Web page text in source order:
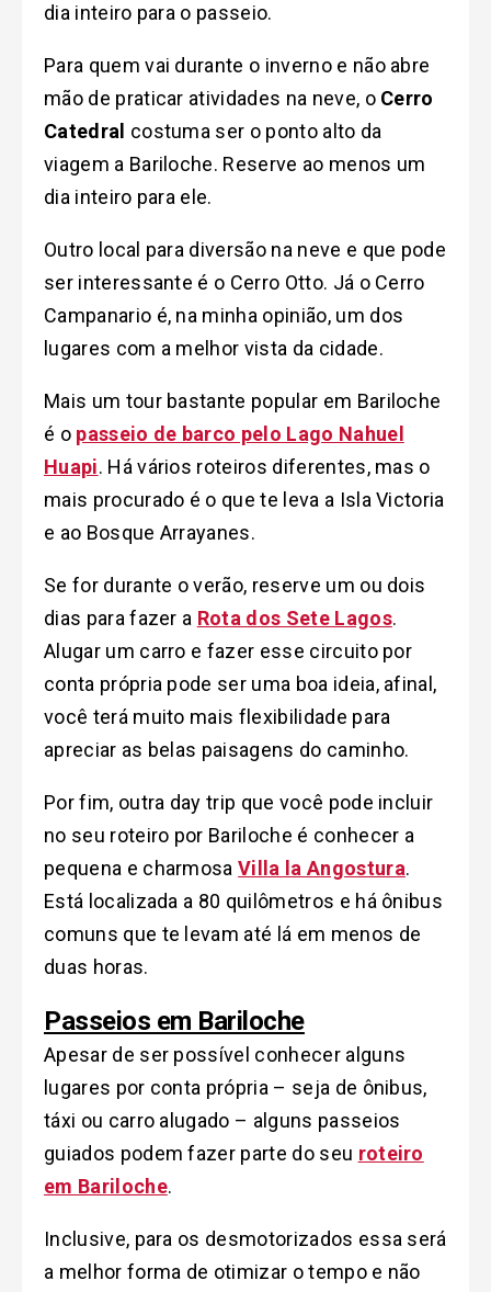
dia inteiro para o passeio.
Para quem vai durante o inverno e não abre
mão de praticar atividades na neve, o Cerro
Catedral costuma ser o ponto alto da
viagem a Bariloche. Reserve ao menos um
dia inteiro para ele.
Outro local para diversão na neve e que pode
ser interessante é o Cerro Otto. Já o Cerro
Campanario é, na minha opinião, um dos
lugares com a melhor vista da cidade.
Mais um tour bastante popular em Bariloche
é o passeio de barco pelo Lago Nahuel
Huapi. Há vários roteiros diferentes, mas o
mais procurado é o que te leva a Isla Victoria
e ao Bosque Arrayanes.
Se for durante o verão, reserve um ou dois
dias para fazer a Rota dos Sete Lagos.
Alugar um carro e fazer esse circuito por
conta própria pode ser uma boa ideia, afinal,
você terá muito mais flexibilidade para
apreciar as belas paisagens do caminho.
Por fim, outra day trip que você pode incluir
no seu roteiro por Bariloche é conhecer a
pequena e charmosaVilla la Angostura.
Está localizada a 80 quilômetros e há ônibus
comuns que te levam até lá em menos de
duas horas.
Passeios em Bariloche
Apesar de ser possível conhecer alguns
lugares por conta própria – seja de ônibus,
táxi ou carro alugado – alguns passeios
guiados podem fazer parte do seu roteiro
em Bariloche.
Inclusive, para os desmotorizados essa será
a melhor forma de otimizar o tempo e não